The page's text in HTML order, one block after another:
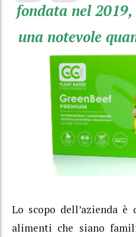
fondata nel
una notevole
Lo scopo dell’azienda
alimenti che siano